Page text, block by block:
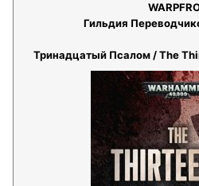
Гильдия
Тринадцатый Псалом / The